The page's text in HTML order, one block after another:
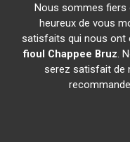
Nous sommes fiers
heureux de vous
satisfaits qui nous ont
fioul Chappee Bruz.
serez satisfait de